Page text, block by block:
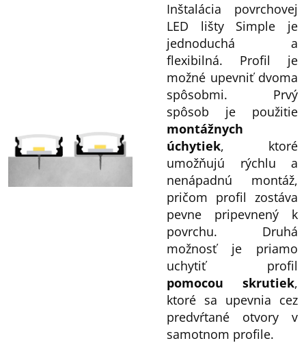
Inštalácia povrchovej
LED lišty Simple je
jednoduchá a
flexibilná. Profil je
možné upevniť dvoma
spôsobmi. Prvý
spôsob je použitie
montážnych
úchytiek, ktoré
umožňujú rýchlu a
nenápadnú montáž,
pričom profil zostáva
pevne pripevnený k
povrchu. Druhá
možnosť je priamo
uchytiť profil
pomocou skrutiek,
ktoré sa upevnia cez
predvŕtané otvory v
samotnom profile.